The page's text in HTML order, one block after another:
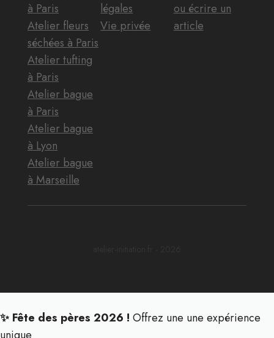
à Paris
Atelier fleurs
séchées à Paris
Atelier tufting
à Paris
Atelier bague
à Paris
Atelier bague
à Lyon
Atelier bague
à Marseille
légales
Vie privée
ou écrire un
article
✨ Fête des pères 2026 ! Offrez une une expérience